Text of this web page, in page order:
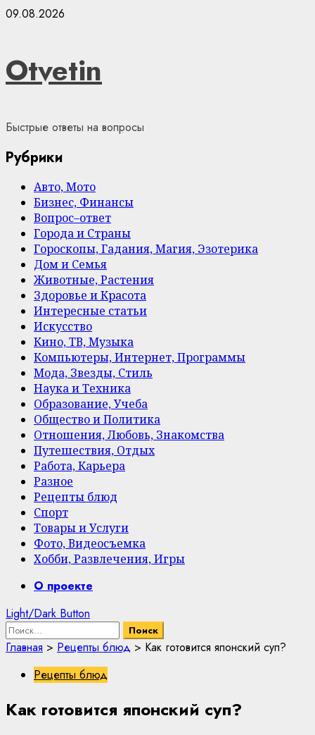
Skip
09.08.2026
Otvetin
Быстрые ответы на вопросы
Рубрики
Авто, Мото
Бизнес, Финансы
Вопрос–ответ
Города и Страны
Гороскопы, Гадания, Магия, Эзотерика
Дом и Семья
Животные, Растения
Здоровье и Красота
Интересные статьи
Искусство
Кино, ТВ, Музыка
Компьютеры, Интернет, Программы
Мода, Звезды, Стиль
Наука и Техника
Образование, Учеба
Общество и Политика
Отношения, Любовь, Знакомства
Путешествия, Отдых
Работа, Карьера
Разное
Рецепты блюд
Спорт
Товары и Услуги
Фото, Видеосъемка
Хобби, Развлечения, Игры
PrimaryО проекте
Light/Dark Button
Найти:
Главная > Рецепты блюд > Как готовится японский суп?
Рецепты блюд
Как готовится японский суп?